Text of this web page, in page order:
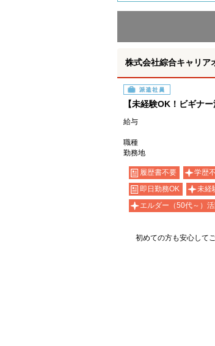
株式会社綜合キャリア
派遣社員
【未経験OK！ビギナ
給与
職種
勤務地
履歴書不要 学歴
即日勤務OK
未経
エルダー（50代～）
初めての方も安心して